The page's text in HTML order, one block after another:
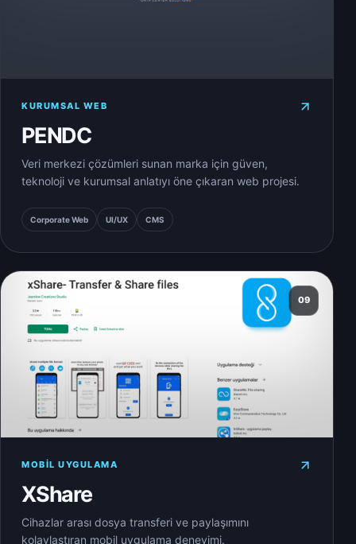
KURUMSAL WEB
PENDC
Veri merkezi çözümleri sunan marka için güven,
teknoloji ve kurumsal anlatıyı öne çıkaran web projesi.
Corporate Web UI/UX CMS
09
MOBIL UYGULAMA
XShare
Cihazlar arası dosya transferi ve paylaşımını
kolaylaştıran mobil uygulama deneyimi.